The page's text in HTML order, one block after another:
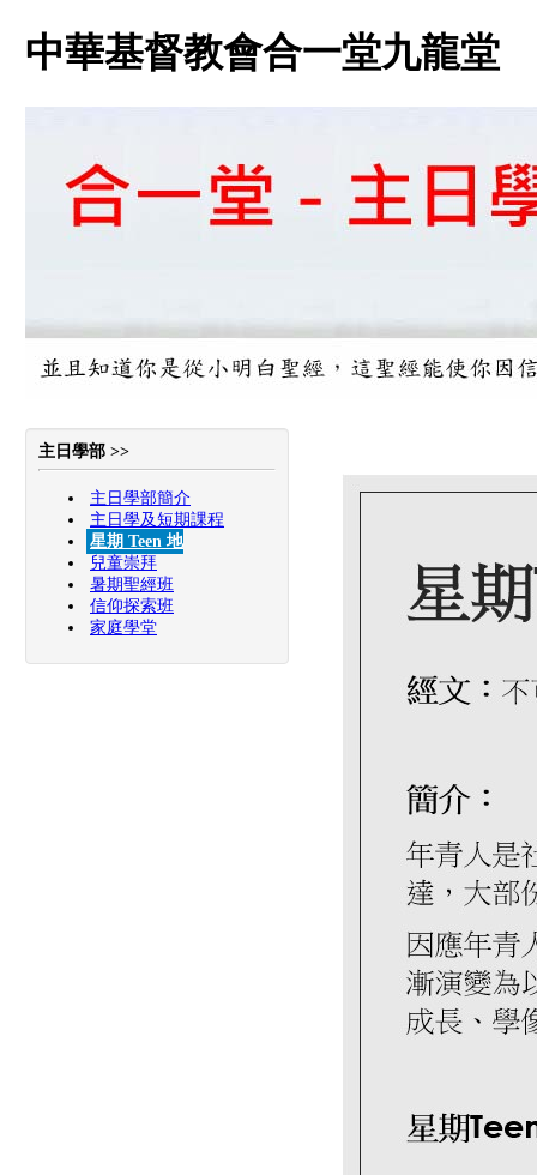
中華基督教會合一堂九龍堂
主日學部 >>
主日學部簡介
主日學及短期課程
星期 Teen 地
兒童崇拜
暑期聖經班
信仰探索班
家庭學堂